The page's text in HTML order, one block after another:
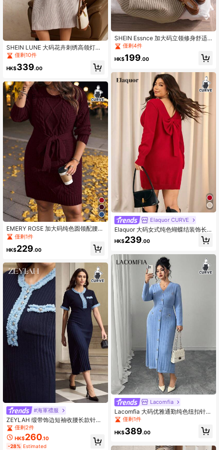
SHEIN LUNE 大码花卉刺绣高领灯笼
袖针织中长连衣裙，优雅修身，秋冬
僅剩10件
HK$339.00
EMERY ROSE 加大码纯色圆领配腰带
优雅长袖毛衣连衣裙，冬季
僅剩1件
HK$229.00
#海軍禮服
ZEYLAH 缎带饰边短袖收腰长款针织
毛衣连衣裙
僅剩2件
HK$260.10
-28% Estimated
SHEIN Essnce 加大码立领修身舒适
保暖弹力毛衣裙，适合冬季
僅剩4件
HK$199.00
Elaquor CURVE
Elaquor 大码女式纯色蝴蝶结装饰长
袖时尚针织连衣裙，秋冬
HK$239.00
Lacomfia
Lacomfia 大码优雅通勤纯色纽扣针织
连衣裙僅剩1件
HK$389.00